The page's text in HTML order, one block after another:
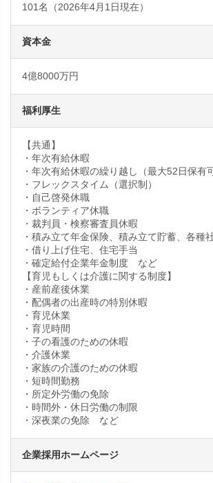
101名（2026年4月1日現在）
資本金
4億8000万円
福利厚生
【共通】
・年次有給休暇
・年次有給休暇の繰り越し（最大52日保有
・フレックスタイム（選択制）
・自己啓発休職
・ボランティア休職
・裁判員・検察審査員休暇
・積み立て年金保険、積み立て貯蓄、各種
・借り上げ住宅、住宅手当
・確定給付企業年金制度 など
【育児もしくは介護に関する制度】
・産前産後休業
・配偶者の出産時の特別休暇
・育児休業
・育児時間
・子の看護のための休暇
・介護休業
・家族の介護のための休暇
・短時間勤務
・所定外労働の免除
・時間外・休日労働の制限
・深夜業の免除 など
企業採用ホームページ